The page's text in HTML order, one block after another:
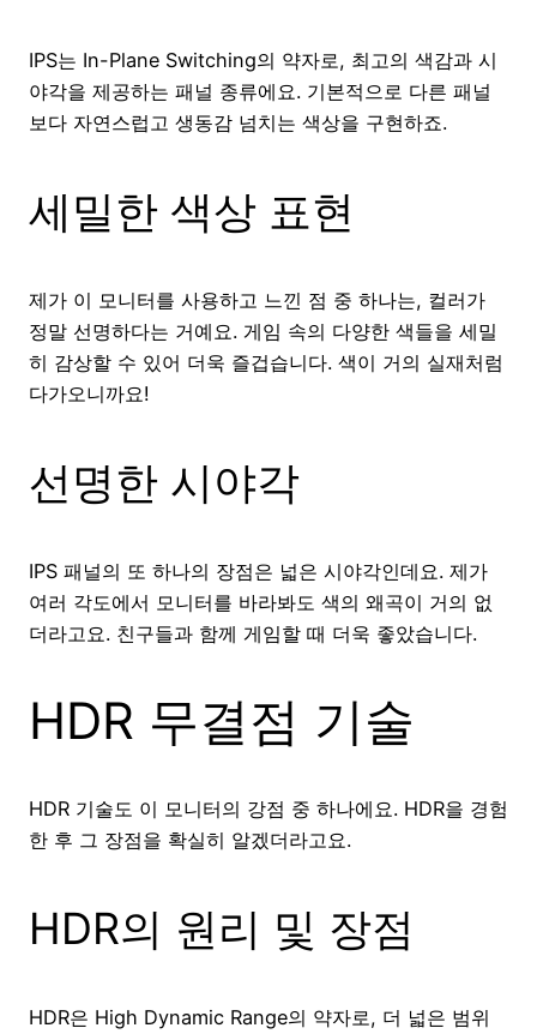
IPS는 In-Plane Switching의 약자로, 최고의 색감과 시
야각을 제공하는 패널 종류에요. 기본적으로 다른 패널
보다 자연스럽고 생동감 넘치는 색상을 구현하죠.
세밀한 색상 표현
제가 이 모니터를 사용하고 느낀 점 중 하나는, 컬러가
정말 선명하다는 거예요. 게임 속의 다양한 색들을 세밀
히 감상할 수 있어 더욱 즐겁습니다. 색이 거의 실재처럼
다가오니까요!
선명한 시야각
IPS 패널의 또 하나의 장점은 넓은 시야각인데요. 제가
여러 각도에서 모니터를 바라봐도 색의 왜곡이 거의 없
더라고요. 친구들과 함께 게임할 때 더욱 좋았습니다.
HDR 무결점 기술
HDR 기술도 이 모니터의 강점 중 하나에요. HDR을 경험
한 후 그 장점을 확실히 알겠더라고요.
HDR의 원리 및 장점
HDR은 High Dynamic Range의 약자로, 더 넓은 범위